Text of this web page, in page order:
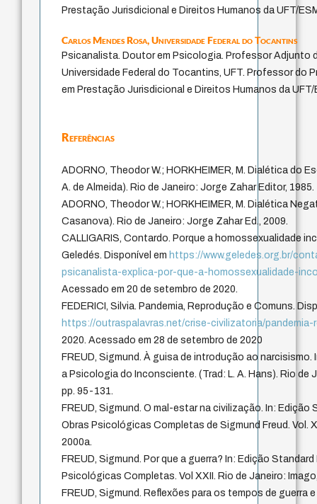
Prestação Jurisdicional e Direitos Humanos da UFT/
Carlos Mendes Rosa,Universidade Federal do Tocantins
Psicanalista. Doutor em Psicologia. Professor Adjunto
Universidade Federal do Tocantins, UFT. Professor do
em Prestação Jurisdicional e Direitos Humanos da UFT/
Referências
ADORNO, Theodor W.; HORKHEIMER, M. Dialética do
A. de Almeida). Rio de Janeiro: Jorge Zahar Editor, 1985.
ADORNO, Theodor W.; HORKHEIMER, M. Dialética
Casanova). Rio de Janeiro: Jorge Zahar Ed., 2009.
CALLIGARIS, Contardo. Porque a homossexualidade
Geledés. Disponível em https://www.geledes.org.br/
psicanalista-explica-por-que-a-homossexualidade-
Acessado em 20 de setembro de 2020.
FEDERICI, Silvia. Pandemia, Reprodução e Comuns.
https://outraspalavras.net/crise-civilizatoria/
2020. Acessado em 28 de setembro de 2020
FREUD, Sigmund. À guisa de introdução ao narcisismo.
a Psicologia do Inconsciente. (Trad: L. A. Hans). Rio de
pp. 95-131.
FREUD, Sigmund. O mal-estar na civilização. In: Edição
Obras Psicológicas Completas de Sigmund Freud. Vol.
2000a.
FREUD, Sigmund. Por que a guerra? In: Edição
Psicológicas Completas. Vol XXII. Rio de Janeiro:
FREUD, Sigmund. Reflexões para os tempos de guerra